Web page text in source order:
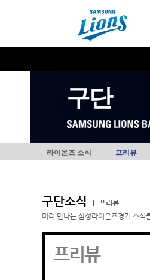
구단
라이온즈 소식 프리뷰
구단소식
프리뷰
미리 만나는 삼성라이온즈경기 소식
프리뷰